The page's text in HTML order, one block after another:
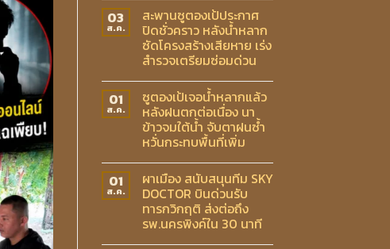
03
ส.ค.
สะพานซูตองเป้ประกาศ
ปิดชั่วคราว หลังน้ำหลาก
ซัดโครงสร้างเสียหาย เร่ง
สำรวจเตรียมซ่อมด่วน
01
ส.ค.
ซูตองเป้เจอน้ำหลากแล้ว
หลังฝนตกต่อเนื่อง นา
ข้าวจมใต้น้ำ จับตาฝนซ้ำ
หวั่นกระทบพื้นที่เพิ่ม
01
ส.ค.
ผาเมือง สนับสนุนทีม SKY
DOCTOR บินด่วนรับ
ทารกวิกฤติ ส่งต่อถึง
รพ.นครพิงค์ใน 30 นาที